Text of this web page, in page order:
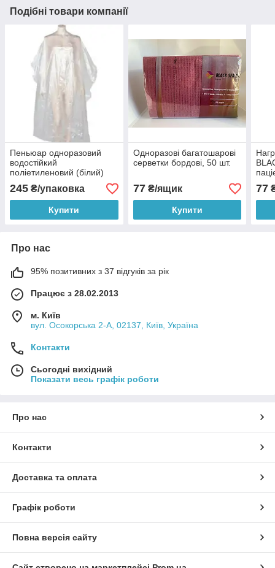
Подібні товари компанії
Пеньюар одноразовий
водостійкий
поліетиленовий (білий)
100шт
245 ₴/упаковка
Купити
Одноразові багатошарові
серветки бордові, 50 шт.
77₴/ящик
Купити
77
Про нас
95% позитивних з 37 відгуків за рік
Працює з 28.02.2013
м. Київ
вул. Осокорська 2-А, 02137, Київ, Україна
Контакти
Сьогодні вихідний
Показати весь графік роботи
Про нас
Контакти
Доставка та оплата
Графік роботи
Повна версія сайту